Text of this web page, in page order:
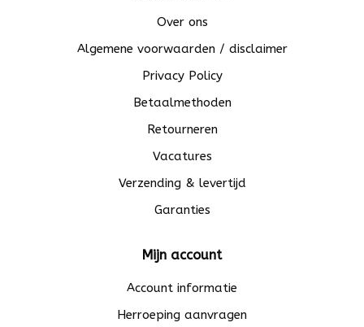
Over ons
Algemene voorwaarden / disclaimer
Privacy Policy
Betaalmethoden
Retourneren
Vacatures
Verzending & levertijd
Garanties
Mijn account
Account informatie
Herroeping aanvragen